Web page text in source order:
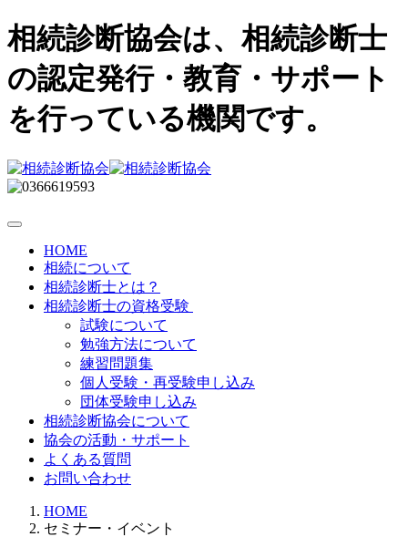
相続診断協会は、相続診断士
の認定発行・教育・サポート
を行っている機関です。
HOME
相続について
相続診断士とは？
相続診断士の資格受験
試験について
勉強方法について
練習問題集
個人受験・再受験申し込み
団体受験申し込み
相続診断協会について
協会の活動・サポート
よくある質問
お問い合わせ
HOME
セミナー・イベント